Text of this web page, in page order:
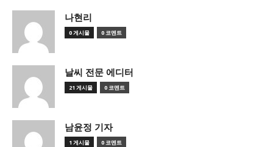
나현리
0 게시물 0 코멘트
날씨 전문 에디터
21 게시물 0 코멘트
남윤정 기자
1 게시물 0 코멘트